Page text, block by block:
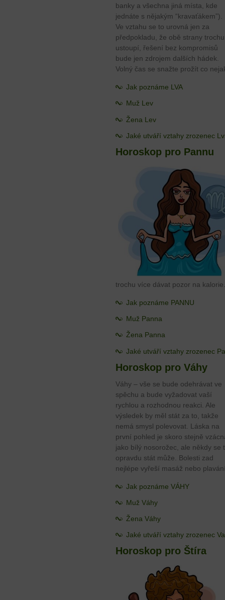
banky a všechna jiná místa, kde
jednáte s nějakým “kravaťákem”).
Ve vztahu se to urovná jen za
předpokladu, že obě strany trochu
ustoupí, řešení bez kompromisů
bude jen zdrojem dalších hádek.
Volný čas se snažte prožít co
Jak poznáme LVA
Muž Lev
Žena Lev
Jaké utváří vztahy zrozenec
Horoskop pro Pannu
trochu více dávat pozor na kalorie.
Jak poznáme PANNU
Muž Panna
Žena Panna
Jaké utváří vztahy zrozenec
Horoskop pro Váhy
Váhy – vše se bude odehrávat ve
spěchu a bude vyžadovat vaší
rychlou a rozhodnou reakci. Ale
výsledek by měl stát za to, takže
nemá smysl polevovat. Láska na
první pohled je skoro stejně
jako bílý nosorožec, ale někdy se
opravdu stát může. Bolesti zad
nejlépe vyřeší masáž nebo
Jak poznáme VÁHY
Muž Váhy
Žena Váhy
Jaké utváří vztahy zrozenec
Horoskop pro Štíra